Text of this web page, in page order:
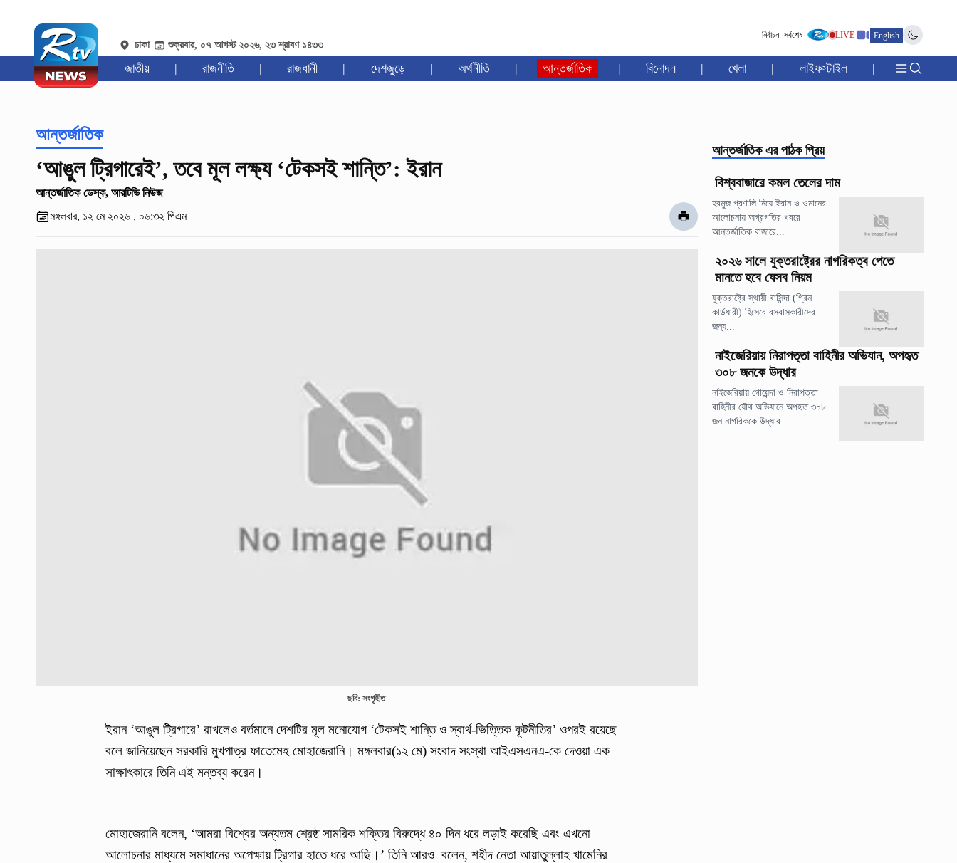
ঢাকা শুক্রবার, ০৭ আগস্ট ২০২৬, ২৩ শ্রাবণ ১৪৩৩
নির্বাচন সর্বশেষ LIVE English
জাতীয় | রাজনীতি | রাজধানী | দেশজুড়ে | অর্থনীতি | আন্তর্জাতিক | বিনোদন | খেলা | লাইফস্টাইল |
আন্তর্জাতিক
‘আঙুল ট্রিগারেই’, তবে মূল লক্ষ্য ‘টেকসই শান্তি’: ইরান
আন্তর্জাতিক ডেস্ক, আরটিভি নিউজ
মঙ্গলবার, ১২ মে ২০২৬ , ০৬:৩২ পিএম
ছবি: সংগৃহীত
ইরান ‘আঙুল ট্রিগারে’ রাখলেও বর্তমানে দেশটির মূল মনোযোগ ‘টেকসই শান্তি ও স্বার্থ-ভিত্তিক কূটনীতির’ ওপরই রয়েছে
বলে জানিয়েছেন সরকারি মুখপাত্র ফাতেমেহ মোহাজেরানি। মঙ্গলবার(১২ মে) সংবাদ সংস্থা আইএসএনএ-কে দেওয়া এক
সাক্ষাৎকারে তিনি এই মন্তব্য করেন।
মোহাজেরানি বলেন, ‘আমরা বিশ্বের অন্যতম শ্রেষ্ঠ সামরিক শক্তির বিরুদ্ধে ৪০ দিন ধরে লড়াই করেছি এবং এখনো
আলোচনার মাধ্যমে সমাধানের অপেক্ষায় ট্রিগার হাতে ধরে আছি।’ তিনি আরও বলেন, শহীদ নেতা আয়াতুল্লাহ খামেনির
আন্তর্জাতিক এর পাঠক প্রিয়
বিশ্ববাজারে কমল তেলের দাম
হরমুজ প্রণালি নিয়ে ইরান ও ওমানের
আলোচনায় অগ্রগতির খবরে
আন্তর্জাতিক বাজারে...
২০২৬ সালে যুক্তরাষ্ট্রের নাগরিকত্ব পেতে
মানতে হবে যেসব নিয়ম
যুক্তরাষ্ট্রে স্থায়ী বাসিন্দা (গ্রিন
কার্ডধারী) হিসেবে বসবাসকারীদের
জন্য...
নাইজেরিয়ায় নিরাপত্তা বাহিনীর অভিযান, অপহৃত
৩০৮ জনকে উদ্ধার
নাইজেরিয়ায় গোয়েন্দা ও নিরাপত্তা
বাহিনীর যৌথ অভিযানে অপহৃত ৩০৮
জন নাগরিককে উদ্ধার...